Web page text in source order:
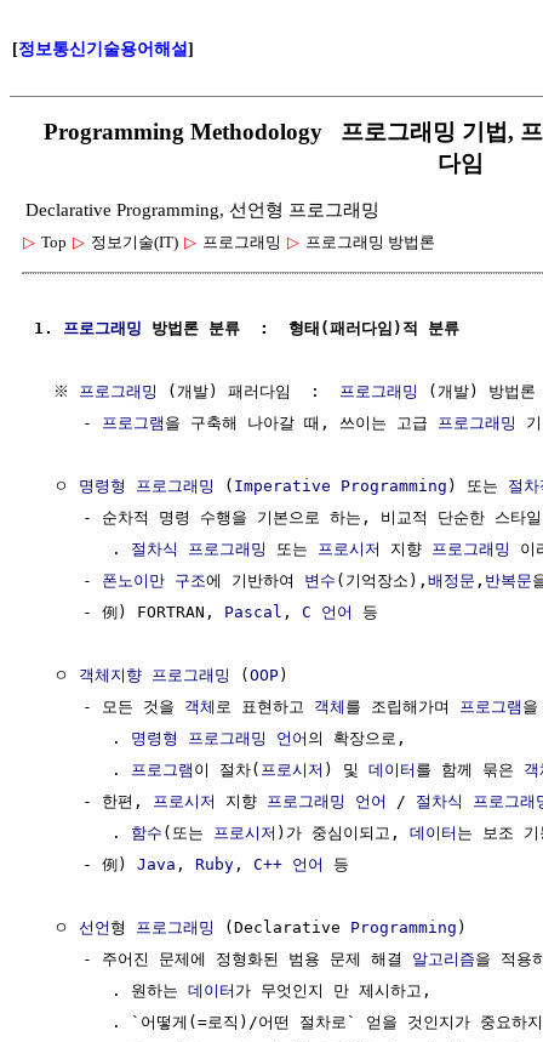
[정보통신기술용어해설]
Programming Methodology 프로그래밍 기법,
다임
Declarative Programming, 선언형 프로그래밍
▷ Top ▷ 정보기술(IT) ▷ 프로그래밍 ▷ 프로그래밍 방법론
1. 프로그래밍 방법론 분류  :  형태(패러다임)적 분류
  ※
프로그래밍 (개발) 패러다임  : 프로그래밍
(개발) 방법론
     -
프로그램 을 구축해 나아갈 때, 쓰이는 고급 프로그래밍
  ㅇ
명령형 프로그래밍 ( Imperative Programming ) 또는 절
- 순차적 명령 수행을 기본으로 하는, 비교적 단순한 스타
        .
절차식 프로그래밍 또는 프로시저 지향 프로그래밍
이
     -
폰노이만 구조에 기반하여 변수 (기억장소), 배정문 , 반복문
     - 例) FORTRAN,
Pascal , C 언어 등
  ㅇ
객체지향 프로그래밍 (OOP)
     - 모든 것을
객체 로 표현하고 객체 를 조립해가며 프로그램
        .
명령형 프로그래밍 언어 의 확장으로,
        .
프로그램 이 절차( 프로시저 ) 및 데이터 를 함께 묶은 객
     - 한편,
프로시저 지향 프로그래밍 언어 / 절차식 프로그래
        .
함수 (또는 프로시저 )가 중심이되고, 데이터 는 보조 기
     - 例)
Java , Ruby , C++ 언어 등
  ㅇ
선언 형 프로그래밍 (Declarative Programming )
     - 주어진 문제에 정형화된 범용 문제 해결
알고리즘을 적용
        . 원하는
데이터 가 무엇인지 만 제시하고,
. `어떻게(=로직)/어떤 절차로` 얻을 것인지가 중요하